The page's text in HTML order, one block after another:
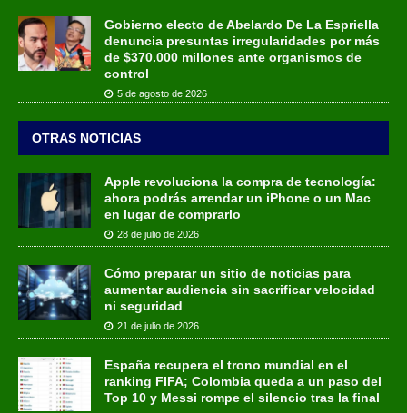
Gobierno electo de Abelardo De La Espriella
denuncia presuntas irregularidades por más
de $370.000 millones ante organismos de
control
5 de agosto de 2026
OTRAS NOTICIAS
Apple revoluciona la compra de tecnología:
ahora podrás arrendar un iPhone o un Mac
en lugar de comprarlo
28 de julio de 2026
Cómo preparar un sitio de noticias para
aumentar audiencia sin sacrificar velocidad
ni seguridad
21 de julio de 2026
España recupera el trono mundial en el
ranking FIFA; Colombia queda a un paso del
Top 10 y Messi rompe el silencio tras la final